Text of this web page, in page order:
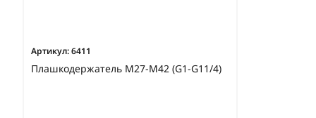
Артикул:6411
Плашкодержатель М27-М42 (G1-G11/4)